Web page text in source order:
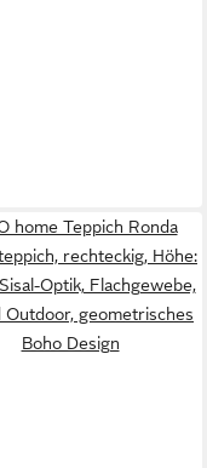
home Teppich Ronda
rechteckig, Höhe:
Optik, Flachgewebe,
Outdoor, geometrisches
Boho Design